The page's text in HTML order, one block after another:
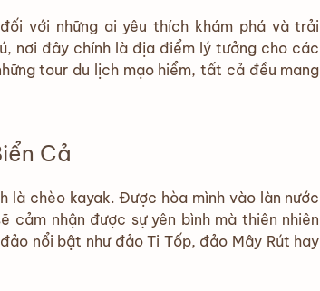
với những ai yêu thích khám phá và trải
nơi đây chính là địa điểm lý tưởng cho các
tour du lịch mạo hiểm, tất cả đều mang
Cả
là chèo kayak. Được hòa mình vào làn nước
cảm nhận được sự yên bình mà thiên nhiên
nổi bật như đảo Ti Tốp, đảo Mây Rút hay